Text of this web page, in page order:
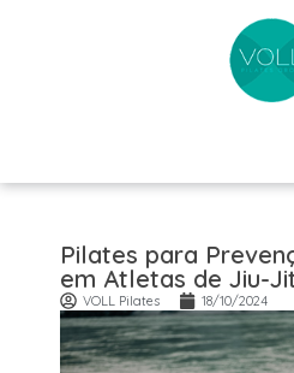
Pilates para
em Atletas de Jiu-
VOLL Pilates 18/10/2024